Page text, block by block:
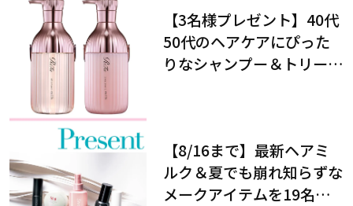
【3名様プレゼント】40代
50代のヘアケアにぴった
りなシャンプー＆トリート
【8/16まで】最新ヘアミ
ルク＆夏でも崩れ知らずな
メークアイテムを19名様